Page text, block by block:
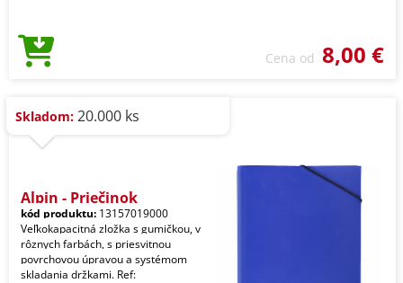
Cena od 8,00 €
Skladom: 20.000 ks
Alpin - Priečinok
kód produktu: 13157019000
Veľkokapacitná zložka s gumičkou, v
rôznych farbách, s priesvitnou
povrchovou úpravou a systémom
skladania držkami. Ref: